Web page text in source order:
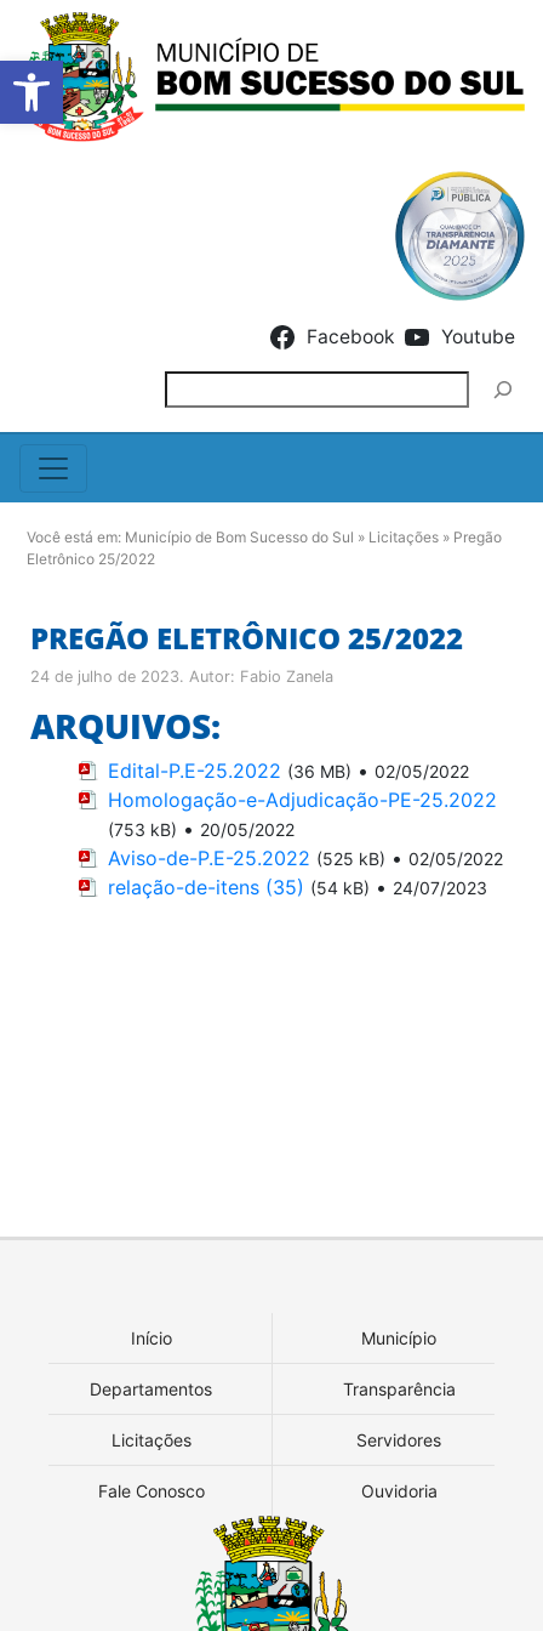
Barra de Ferramentas
Facebook Youtube
Você está em: Município de Bom Sucesso do Sul » Licitações » Pregão
Eletrônico 25/2022
PREGÃO ELETRÔNICO 25/2022
24 de julho de 2023. Autor: Fabio Zanela
ARQUIVOS:
Edital-P.E-25.2022 (36 MB) • 02/05/2022
Homologação-e-Adjudicação-PE-25.2022
(753 kB) • 20/05/2022
Aviso-de-P.E-25.2022 (525 kB) • 02/05/2022
relação-de-itens (35) (54 kB) • 24/07/2023
Início Município
Departamentos Transparência
Licitações Servidores
Fale Conosco Ouvidoria